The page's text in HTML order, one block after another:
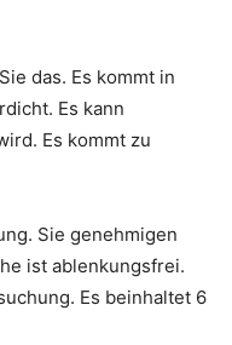
das. Es kommt in
Es kann
Es kommt zu
Sie genehmigen
ist ablenkungsfrei.
Es beinhaltet 6